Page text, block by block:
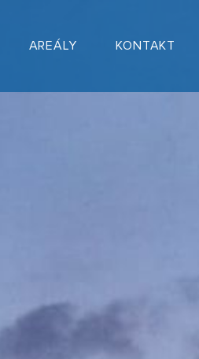
AREÁLY KONTAKT